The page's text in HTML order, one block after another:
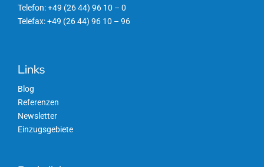
Telefon: +49 (26 44) 96 10 – 0
Telefax: +49 (26 44) 96 10 – 96
Links
Blog
Referenzen
Newsletter
Einzugsgebiete